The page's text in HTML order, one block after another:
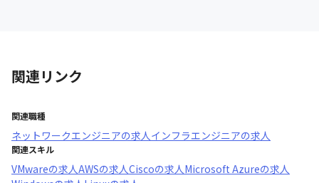
関連リンク
関連職種
ネットワークエンジニアの求人インフラエンジニアの求人
関連スキル
VMwareの求人AWSの求人Ciscoの求人Microsoft Azureの求人